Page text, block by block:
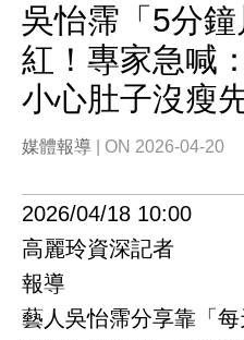
吳怡霈「5分
紅！專家急喊
小心肚子沒瘦
媒體報導 | ON 2026-04-20
2026/04/18 10:00
高麗玲資深記者
報導
藝人吳怡霈分享靠「